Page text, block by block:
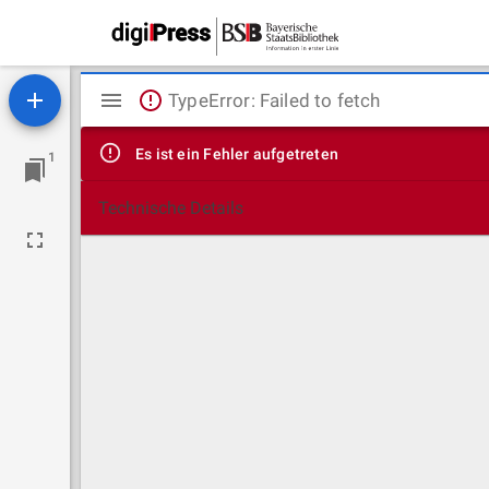
1
Mirador
Viewer
TypeError: Failed to fetch
Es ist ein Fehler aufgetreten
Technische Details